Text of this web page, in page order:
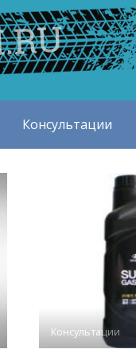
Консультации
Консультации